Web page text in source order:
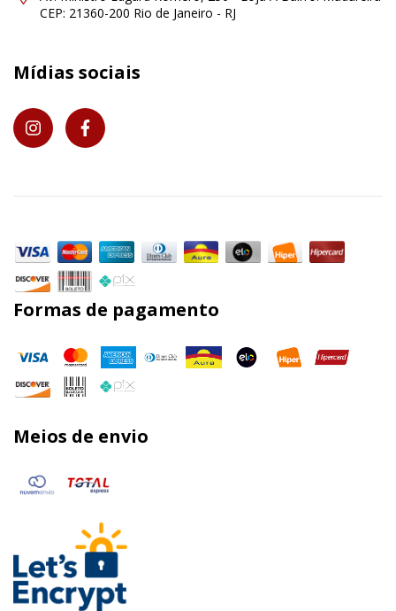
CEP: 21360-200 Rio de Janeiro - RJ
Mídias sociais
Formas de pagamento
Meios de envio